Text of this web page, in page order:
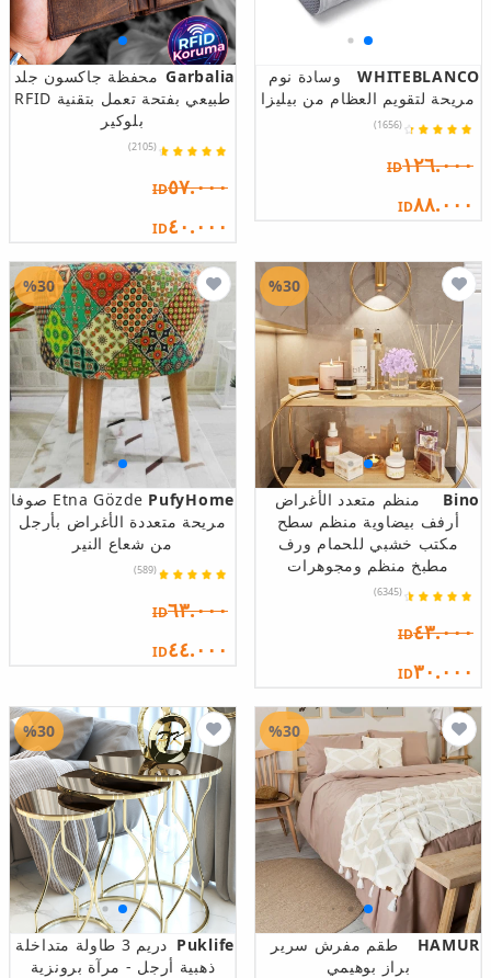
WHITEBLANCO
وسادة نوم
مريحة لتقويم العظام من بيليزا
(1656)
ID١٢٦.٠٠٠
ID٨٨.٠٠٠
Garbalia محفظة جاكسون جلد
طبيعي بفتحة تعمل بتقنية RFID
بلوكير
(2105)
ID٥٧.٠٠٠
ID٤٠.٠٠٠
Bino
منظم متعدد الأغراض
أرفف بيضاوية منظم سطح
مكتب خشبي للحمام ورف
مطبخ منظم ومجوهرات
(6345)
ID٤٣.٠٠٠
ID٣٠.٠٠٠
%30
PufyHome
Etna Gözde صوفا
مريحة متعددة الأغراض بأرجل
من شعاع النير
(589)
ID٦٣.٠٠٠
ID٤٤.٠٠٠
%30
HAMUR
طقم مفرش سرير
براز بوهيمي
%30
Puklife
دريم 3 طاولة متداخلة
ذهبية أرجل - مرآة برونزية
%30